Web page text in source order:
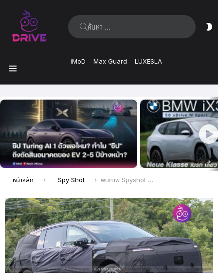
ค้นหา:
iMoD Max Guard LUXESLA
ล่าสุด
คุณอยู่ที่นี่:
หน้าหลัก Spy Shot พบภาพ Spyshot Hyundai IONIQ 7 ช่วงสุดท้ายก่อนผลิตจำหน่ายจริง เผยให้เห็นรายละเอียดภายนอกและภายในมากขึ้น คาดว่าอาจเปิดตัวในเดือนพฤศจิกายน 2024 นี้